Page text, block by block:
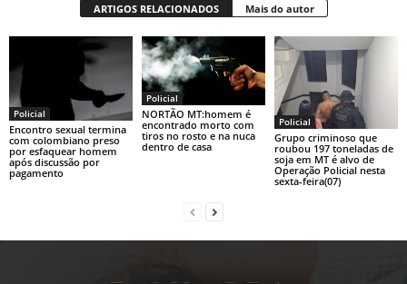
ARTIGOS RELACIONADOS Mais do autor
Policial
Encontro sexual termina
com colombiano preso
por esfaquear homem
após discussão por
pagamento
Policial
NORTÃO MT:homem é
encontrado morto com
tiros no rosto e na nuca
dentro de casa
Policial
Grupo criminoso que
roubou 197 toneladas de
soja em MT é alvo de
Operação Policial nesta
sexta-feira(07)